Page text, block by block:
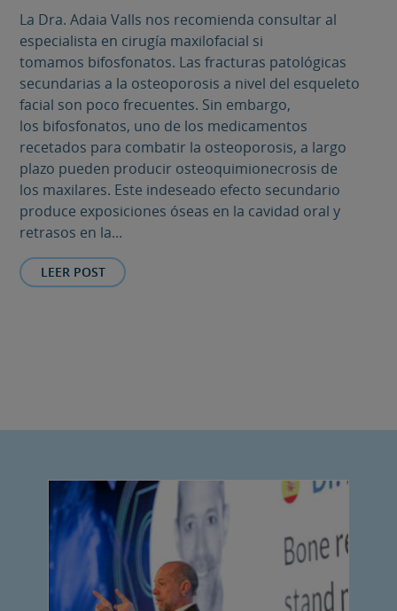
La Dra. Adaia Valls nos recomienda consultar al
especialista en cirugía maxilofacial si
tomamos bifosfonatos. Las fracturas patológicas
secundarias a la osteoporosis a nivel del esqueleto
facial son poco frecuentes. Sin embargo,
los bifosfonatos, uno de los medicamentos
recetados para combatir la osteoporosis, a largo
plazo pueden producir osteoquimionecrosis de
los maxilares. Este indeseado efecto secundario
produce exposiciones óseas en la cavidad oral y
retrasos en la...
LEER POST